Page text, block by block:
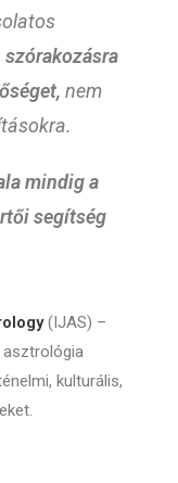
nem
mindig a
segítség
(IJAS) –
kulturális,